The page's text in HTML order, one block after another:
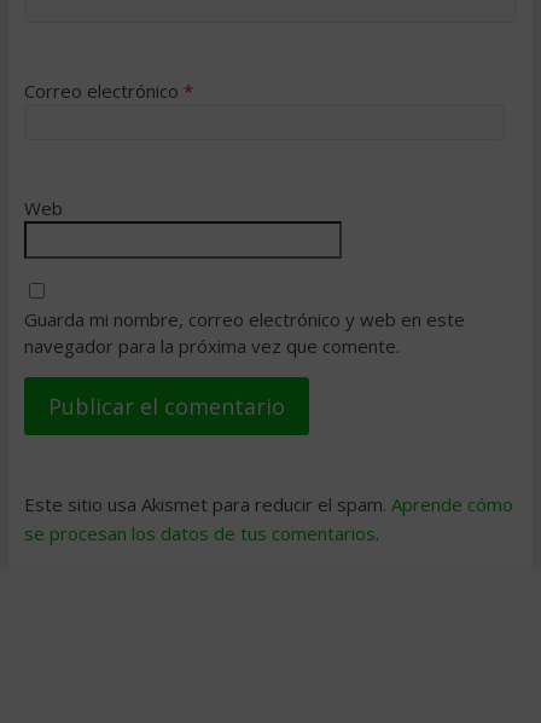
Correo electrónico *
Web
Guarda mi nombre, correo electrónico y web en este
navegador para la próxima vez que comente.
Este sitio usa Akismet para reducir el spam. Aprende cómo
se procesan los datos de tus comentarios.